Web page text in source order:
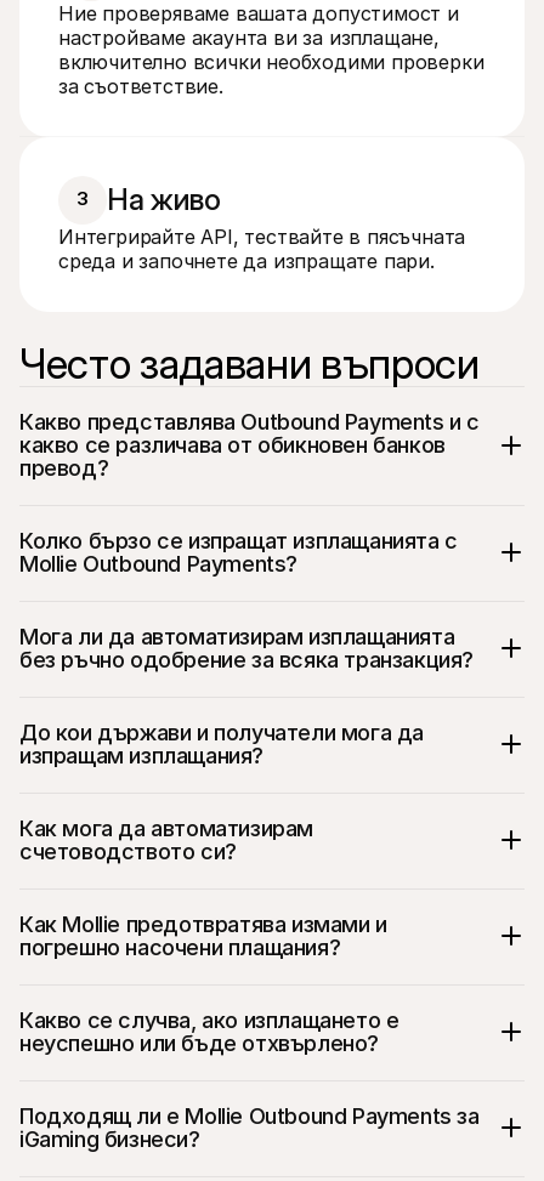
Ние проверяваме вашата допустимост и
настройваме акаунта ви за изплащане,
включително всички необходими проверки
за съответствие.
3 На живо
Интегрирайте API, тествайте в пясъчната
среда и започнете да изпращате пари.
Често задавани въпроси
Какво представлява Outbound Payments и с
какво се различава от обикновен банков
превод?
Колко бързо се изпращат изплащанията с
Mollie Outbound Payments?
Мога ли да автоматизирам изплащанията
без ръчно одобрение за всяка транзакция?
До кои държави и получатели мога да
изпращам изплащания?
Как мога да автоматизирам
счетоводството си?
Как Mollie предотвратява измами и
погрешно насочени плащания?
Какво се случва, ако изплащането е
неуспешно или бъде отхвърлено?
Подходящ ли е Mollie Outbound Payments за
iGaming бизнеси?